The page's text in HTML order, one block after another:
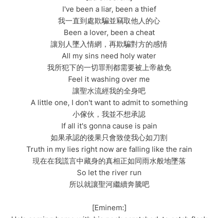
I've been a liar, been a thief
我一直到處欺騙並竊取他人的心
Been a lover, been a cheat
讓別人墜入情網，再欺騙對方的感情
All my sins need holy water
我所犯下的一切罪刑都需要被上帝赦免
Feel it washing over me
讓聖水流經我的全身吧
A little one, I don't want to admit to something
小傢伙，我並不想承認
If all it's gonna cause is pain
如果承認的後果只會致使我心如刀割
Truth in my lies right now are falling like the rain
現在在我謊言中藏身的真相正如同雨水般地墜落
So let the river run
所以就讓聖河繼續奔騰吧
[Eminem:]